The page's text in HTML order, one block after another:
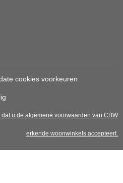
cookies voorkeuren
u de algemene voorwaarden van CBW
erkende woonwinkels accepteert.